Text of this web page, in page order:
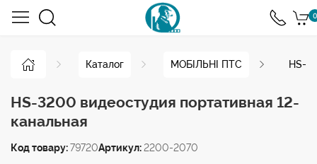
0
Каталог МОБІЛЬНІ ПТС HS-
HS-3200 видеостудия портативная 12-
канальная
Код товару:79720Артикул:2200-2070